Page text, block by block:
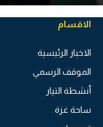
الاقسام
الاخبار الرئيسية
الموقف الرسمي
أنشطة التيار
ساحة غزة